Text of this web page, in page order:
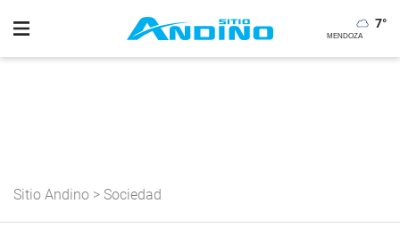
7°
Sitio Andino > Sociedad